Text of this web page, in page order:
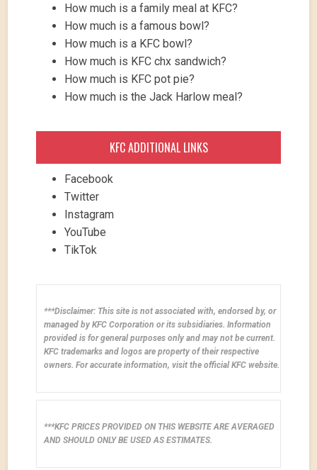
How much is a family meal at KFC?
How much is a famous bowl?
How much is a KFC bowl?
How much is KFC chx sandwich?
How much is KFC pot pie?
How much is the Jack Harlow meal?
KFC ADDITIONAL LINKS
Facebook
Twitter
Instagram
YouTube
TikTok
***Disclaimer: This site is not associated with, endorsed by, or
managed by KFC Corporation or its subsidiaries. Information
provided is for general purposes only and may not be current.
KFC trademarks and logos are property of their respective
owners. For accurate information, visit the official KFC website.
***KFC PRICES PROVIDED ON THIS WEBSITE ARE AVERAGED
AND SHOULD ONLY BE USED AS ESTIMATES.